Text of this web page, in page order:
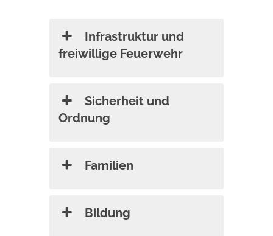
Infrastruktur und
freiwillige Feuerwehr
Sicherheit und
Ordnung
Familien
Bildung